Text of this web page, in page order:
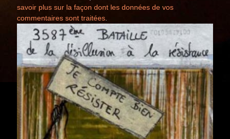
savoir plus sur la façon dont les données de vos
commentaires sont traitées.